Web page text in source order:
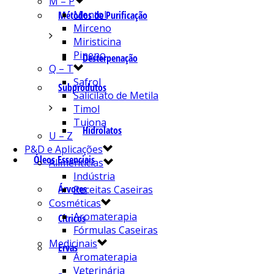
Métodos de Purificação
Desterpenação
Subprodutos
Hidrolatos
Óleos Essenciais
Árvores
Cítricos
Ervas
Mentol
Mirceno
Miristicina
Pineno
Q – T
Safrol
Salicilato de Metila
Timol
Tujona
U – Z
P&D e Aplicações
Alimentícias
Indústria
Receitas Caseiras
Cosméticas
Aromaterapia
Fórmulas Caseiras
Medicinais
Aromaterapia
Veterinária